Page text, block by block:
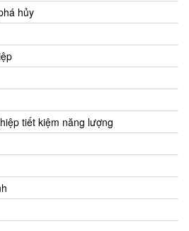
hủy
tiết kiệm năng lượng